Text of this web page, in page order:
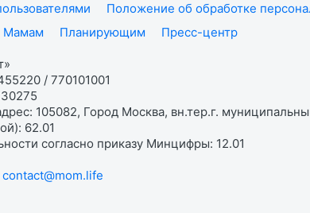
Положение об обработке
Мамам Планирующим Пресс-центр
/ 770101001
105082, Город Москва, вн.тер.г.
62.01
согласно приказу Минцифры: 12.01
contact@mom.life